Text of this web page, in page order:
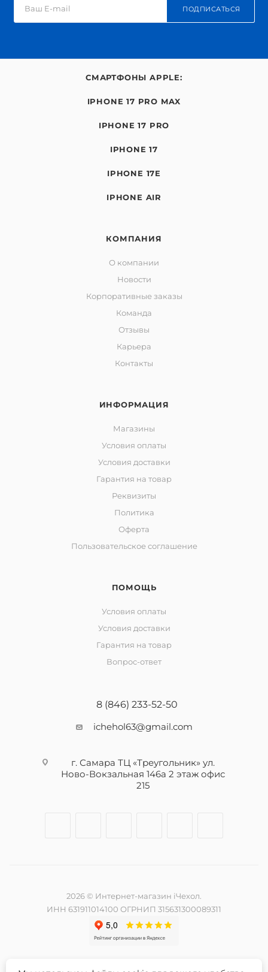
ПОДПИСАТЬСЯ
СМАРТФОНЫ APPLE:
IPHONE 17 PRO MAX
IPHONE 17 PRO
IPHONE 17
IPHONE 17E
IPHONE AIR
КОМПАНИЯ
О компании
Новости
Корпоративные заказы
Команда
Отзывы
Карьера
Контакты
ИНФОРМАЦИЯ
Магазины
Условия оплаты
Условия доставки
Гарантия на товар
Реквизиты
Политика
Оферта
Пользовательское соглашение
ПОМОЩЬ
Условия оплаты
Условия доставки
Гарантия на товар
Вопрос-ответ
8 (846) 233-52-50
ichehol63@gmail.com
г. Самара ТЦ «Треугольник» ул.
Ново-Вокзальная 146а 2 этаж офис
215
2026 © Интернет-магазин iЧехол.
ИНН 631911014100 ОГРНИП 315631300089311